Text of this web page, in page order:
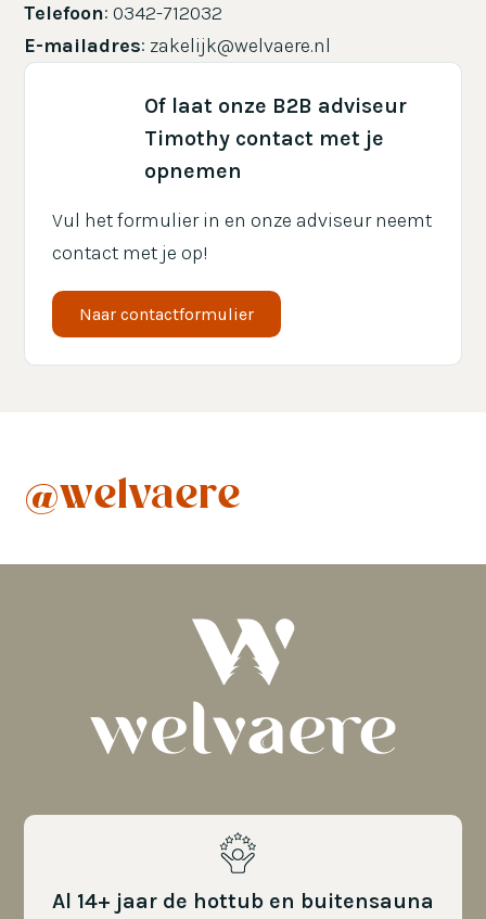
Telefoon: 0342-712032
E-mailadres: zakelijk@welvaere.nl
Of laat onze B2B adviseur
Timothy contact met je
opnemen
Vul het formulier in en onze adviseur neemt
contact met je op!
Naar contactformulier
@welvaere
Al 14+ jaar de hottub en buitensauna